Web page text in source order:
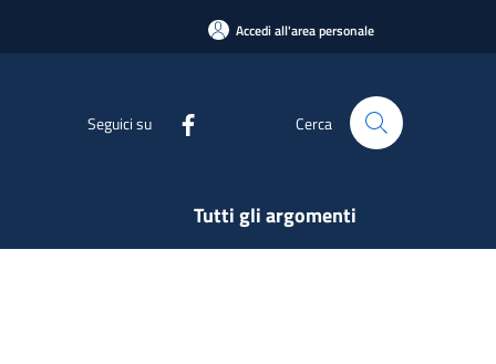
Accedi all'area personale
Seguici su Cerca
Tutti gli argomenti